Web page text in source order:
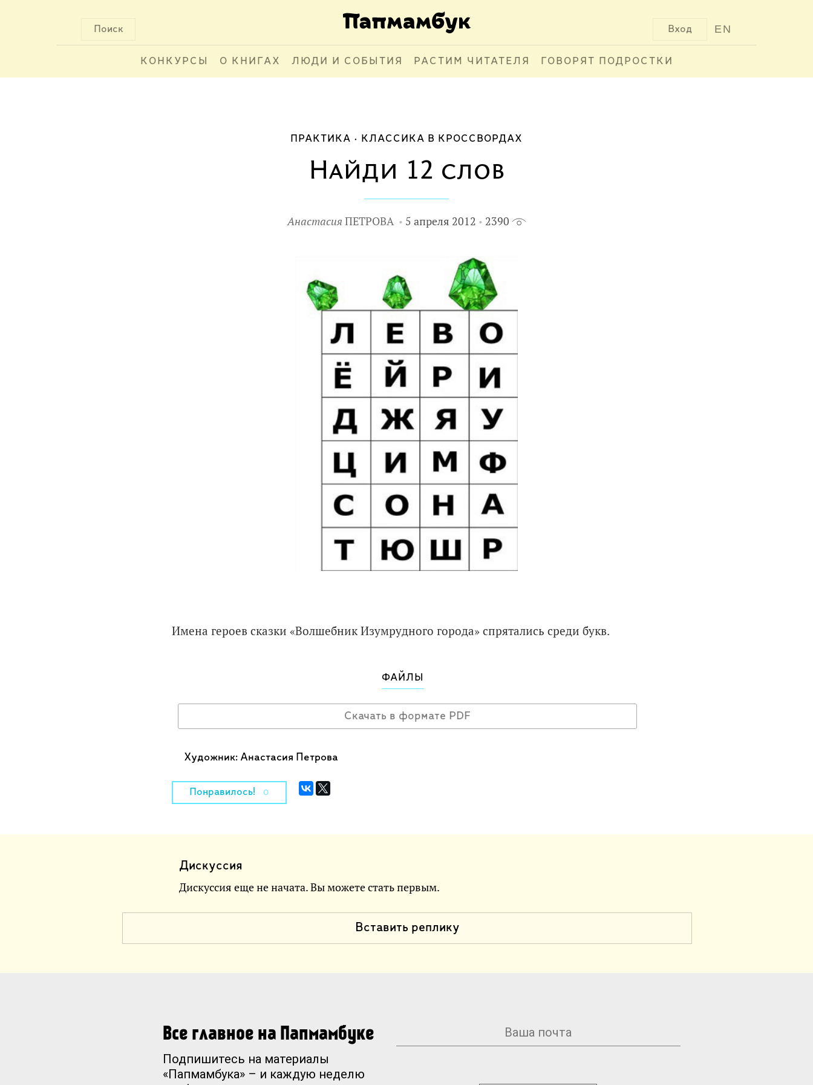
Поиск EN
Вход
КОНКУРСЫ О КНИГАХ ЛЮДИ И СОБЫТИЯ РАСТИМ ЧИТАТЕЛЯ ГОВОРЯТ ПОДРОСТКИ
ПРАКТИКА КЛАССИКА В КРОССВОРДАХ
Найди 12 слов
Анастасия ПЕТРОВА 5 апреля 2012 2390
Имена героев сказки «Волшебник Изумрудного города» спрятались среди букв.
ФАЙЛЫ
Скачать в формате PDF
Художник: Анастасия Петрова
Понравилось! 0
Дискуссия
Дискуссия еще не начата. Вы можете стать первым.
Вставить реплику
Все главное на Папмамбуке
Подпишитесь на материалы
«Папмамбука» – и каждую неделю